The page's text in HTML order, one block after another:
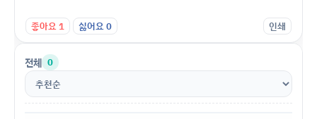
좋아요1 싫어요0 인쇄
전체 0